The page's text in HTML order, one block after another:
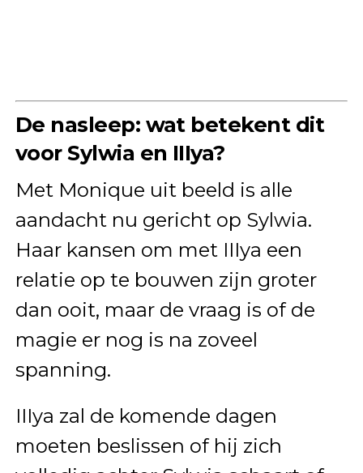
De nasleep: wat betekent dit
voor Sylwia en IIIya?
Met Monique uit beeld is alle
aandacht nu gericht op Sylwia.
Haar kansen om met IIIya een
relatie op te bouwen zijn groter
dan ooit, maar de vraag is of de
magie er nog is na zoveel
spanning.
IIIya zal de komende dagen
moeten beslissen of hij zich